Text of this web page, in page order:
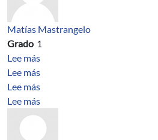
Matías Mastrangelo
Grado 1
Lee mássobre Programación
Lee mássobre Ingeniería de
Lee mássobre Analysis and
Lee mássobre Stability analysis for a